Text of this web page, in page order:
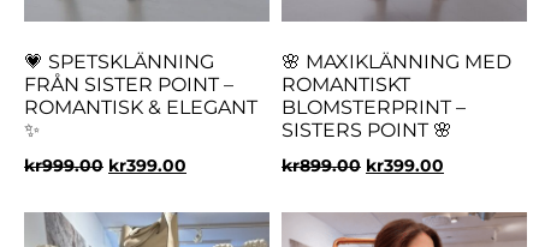
💗 SPETSKLÄNNING
FRÅN SISTER POINT –
ROMANTISK & ELEGANT
✨
kr999.00 kr399.00
🌸 MAXIKLÄNNING MED
ROMANTISKT
BLOMSTERPRINT –
SISTERS POINT 🌸
kr899.00 kr399.00